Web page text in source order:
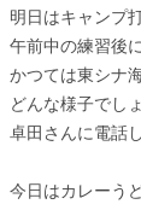
明日はキャンプ
午前中の練習後
かつては東シナ
どんな様子でし
卓田さんに電話
今日はカレーう